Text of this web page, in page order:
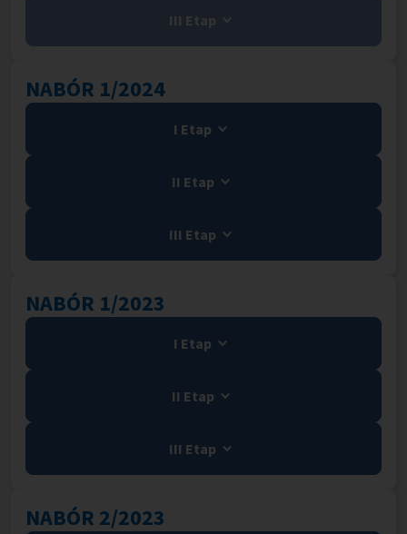
III Etap
NABÓR 1/2024
I Etap
II Etap
III Etap
NABÓR 1/2023
I Etap
II Etap
III Etap
NABÓR 2/2023